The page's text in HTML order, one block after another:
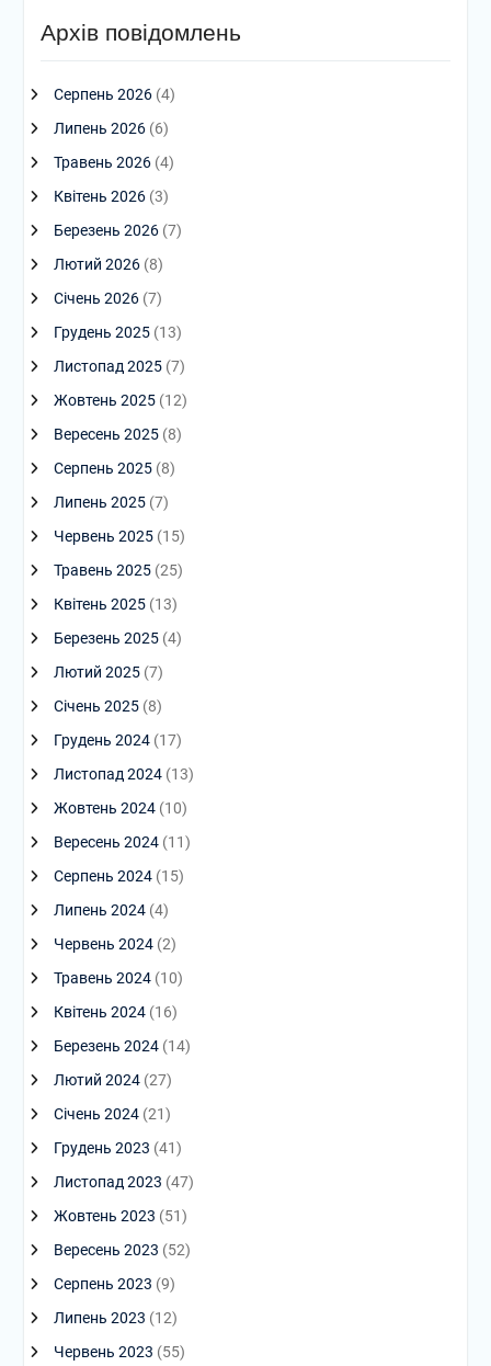
Архів повідомлень
Серпень 2026(4)
Липень 2026(6)
Травень 2026(4)
Квітень 2026(3)
Березень 2026(7)
Лютий 2026(8)
Січень 2026(7)
Грудень 2025(13)
Листопад 2025(7)
Жовтень 2025(12)
Вересень 2025(8)
Серпень 2025(8)
Липень 2025(7)
Червень 2025(15)
Травень 2025(25)
Квітень 2025(13)
Березень 2025(4)
Лютий 2025(7)
Січень 2025(8)
Грудень 2024(17)
Листопад 2024(13)
Жовтень 2024(10)
Вересень 2024(11)
Серпень 2024(15)
Липень 2024(4)
Червень 2024(2)
Травень 2024(10)
Квітень 2024(16)
Березень 2024(14)
Лютий 2024(27)
Січень 2024(21)
Грудень 2023 (41)
Листопад 2023 (47)
Жовтень 2023 (51)
Вересень 2023 (52)
Серпень 2023 (9)
Липень 2023 (12)
Червень 2023 (55)